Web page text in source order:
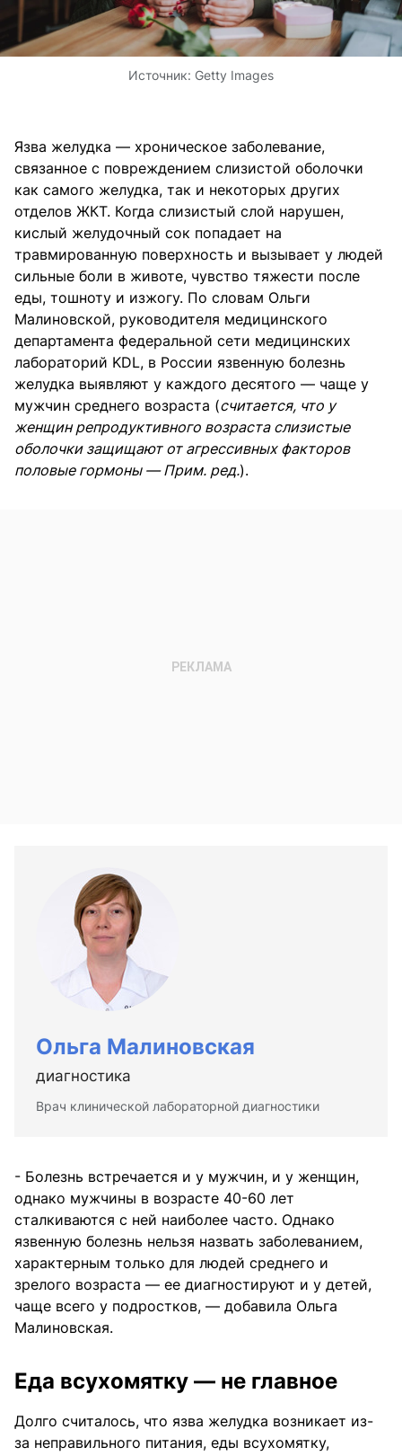
Источник: Getty Images
Язва желудка — хроническое заболевание,
связанное с повреждением слизистой оболочки
как самого желудка, так и некоторых других
отделов ЖКТ. Когда слизистый слой нарушен,
кислый желудочный сок попадает на
травмированную поверхность и вызывает у людей
сильные боли в животе, чувство тяжести после
еды, тошноту и изжогу. По словам Ольги
Малиновской, руководителя медицинского
департамента федеральной сети медицинских
лабораторий KDL, в России язвенную болезнь
желудка выявляют у каждого десятого — чаще у
мужчин среднего возраста (считается, что у
женщин репродуктивного возраста слизистые
оболочки защищают от агрессивных факторов
половые гормоны — Прим. ред.).
Ольга Малиновская
диагностика
Врач клинической лабораторной диагностики
- Болезнь встречается и у мужчин, и у женщин,
однако мужчины в возрасте 40-60 лет
сталкиваются с ней наиболее часто. Однако
язвенную болезнь нельзя назвать заболеванием,
характерным только для людей среднего и
зрелого возраста — ее диагностируют и у детей,
чаще всего у подростков, — добавила Ольга
Малиновская.
Еда всухомятку — не главное
Долго считалось, что язва желудка возникает из-
за неправильного питания, еды всухомятку,